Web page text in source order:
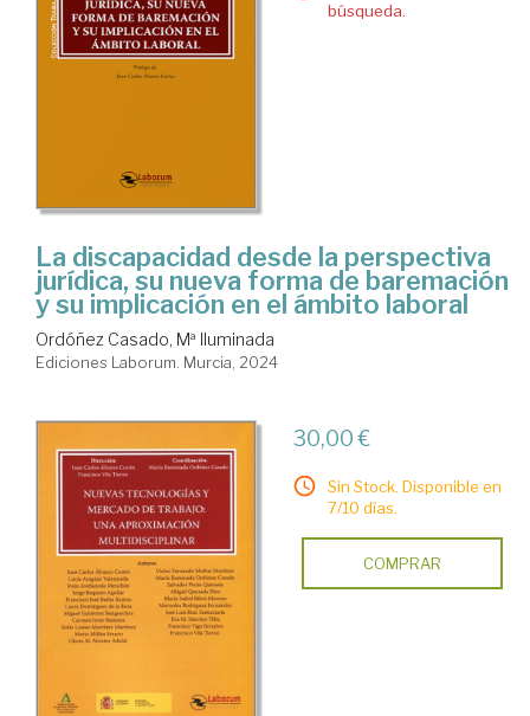
búsqueda.
La discapacidad desde la perspectiva
jurídica, su nueva forma de baremación
y su implicación en el ámbito laboral
Ordóñez Casado, Mª Iluminada
Ediciones Laborum. Murcia, 2024
30,00 €
Sin Stock. Disponible en
7/10 días.
COMPRAR